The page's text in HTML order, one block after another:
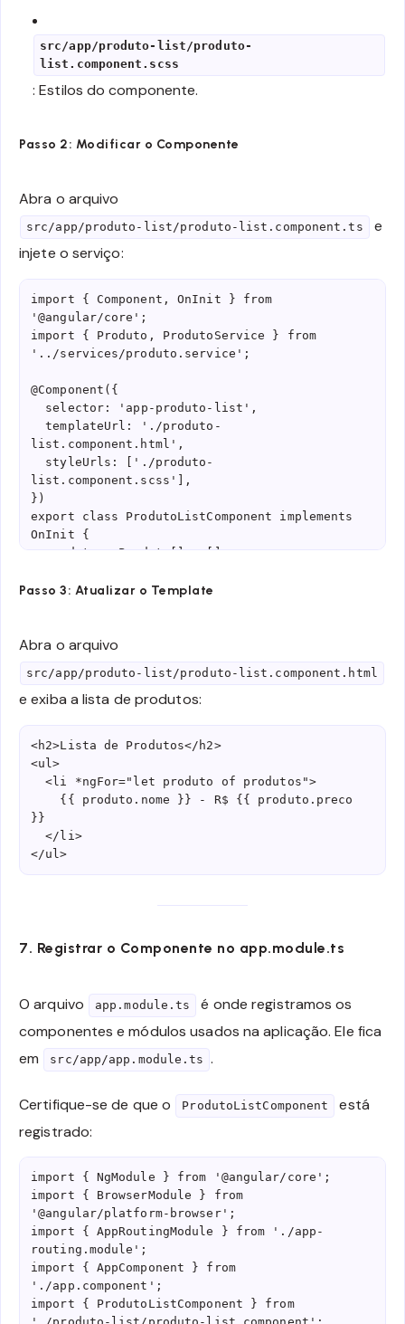
src/app/produto-list/produto-
list.component.scss
: Estilos do componente.
Passo 2: Modificar o Componente
Abra o arquivo
src/app/produto-list/produto-list.component.ts
e
injete o serviço:
import { Component, OnInit } from
'@angular/core';
import { Produto, ProdutoService } from
'../services/produto.service';
@Component({
  templateUrl: './produto-
list.component.html',
list.component.scss'],
})
export class ProdutoListComponent implements
OnInit {
  constructor(private produtoService:
  ngOnInit(): void {
    this.produtos =
this.produtoService.getProdutos();
Passo 3: Atualizar o Template
Abra o arquivo
src/app/produto-list/produto-list.component.html
e exiba a lista de produtos:
<h2>Lista de Produtos</h2>
<ul>
  <li *ngFor="let produto of produtos">
}}
  </li>
</ul>
7. Registrar o Componente no app.module.ts
O arquivo app.module.ts
é onde registramos os
componentes e módulos usados na aplicação. Ele fica
em
src/app/app.module.ts .
Certifique-se de que o ProdutoListComponent
está
registrado:
import { NgModule } from '@angular/core';
import { BrowserModule } from
'@angular/platform-browser';
import { AppRoutingModule } from './app-
routing.module';
import { AppComponent } from
'./app.component';
import { ProdutoListComponent } from